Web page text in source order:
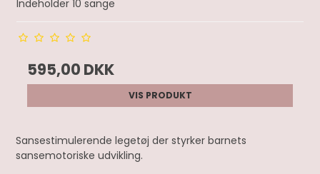
Indeholder 10 sange
595,00 DKK
VIS PRODUKT
Sansestimulerende legetøj der styrker barnets
sansemotoriske udvikling.